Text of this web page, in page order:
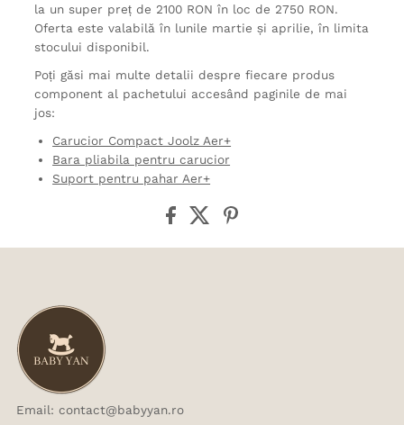
la un super preț de 2100 RON în loc de 2750 RON.
Oferta este valabilă în lunile martie și aprilie, în limita
stocului disponibil.
Poți găsi mai multe detalii despre fiecare produs
component al pachetului accesând paginile de mai
jos:
Carucior Compact Joolz Aer+
Bara pliabila pentru carucior
Suport pentru pahar Aer+
Email: contact@babyyan.ro